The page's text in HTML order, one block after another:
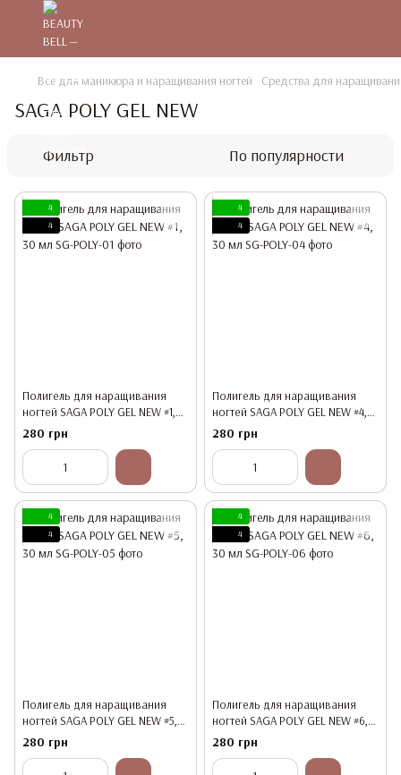
Все для маникюра и наращивания ногтей Средства для
SAGA POLY GEL NEW
Фильтр По популярности
4
4
Полигель для наращивания
ногтей SAGA POLY GEL NEW #1,
30 мл
280 грн
4
4
Полигель для наращивания
ногтей SAGA POLY GEL NEW #4,
30 мл
280 грн
4
4
Полигель для наращивания
ногтей SAGA POLY GEL NEW #5,
30 мл
280 грн
4
4
Полигель для наращивания
ногтей SAGA POLY GEL NEW #6,
30 мл
280 грн